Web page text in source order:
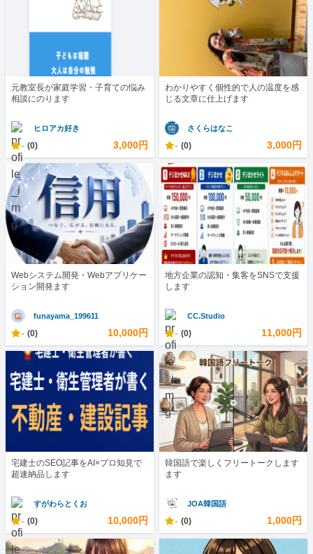
元教室長が家庭学習・子育ての悩み
相談にのります
ヒロアカ好き
- (0) 3,000円
わかりやすく個性的で人の温度を感
じる文章に仕上げます
さくらはなこ
- (0) 3,000円
Webシステム開発・Webアプリケー
ション開発ます
funayama_199611
- (0) 10,000円
地方企業の認知・集客をSNSで支援
します
CC.Studio
- (0) 11,000円
宅建士のSEO記事をAI×プロ知見で
超速納品します
すがわらとくお
- (0) 10,000円
韓国語で楽しくフリートークします
ます
JOA韓国語
- (0) 1,000円